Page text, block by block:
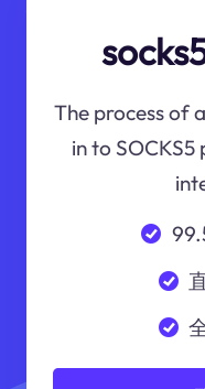
The process of
in to